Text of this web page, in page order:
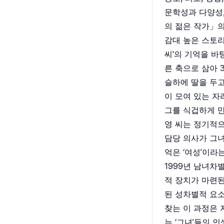
문학성과 다양
의 젊은 작가」
감대 높은 스토
씨'의 기억을 바
른 축으로 삼아
슬하에 딸을 두
이 모여 있는 자
그를 식겁하게
영 씨는 정기적
담당 의사가 그
억은 ‘여성’이
1999년 남녀차
적 장치가 마련
된 성차별적 요
찾는 이 과정은
는 ‘그녀’들의